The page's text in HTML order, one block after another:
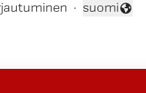
· Vaihda kieli
suomi